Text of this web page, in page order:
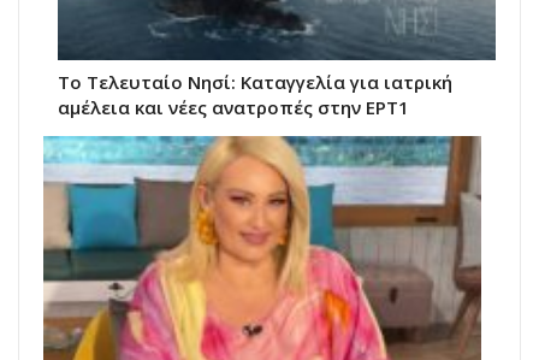
Το Τελευταίο Νησί: Καταγγελία για ιατρική
αμέλεια και νέες ανατροπές στην ΕΡΤ1